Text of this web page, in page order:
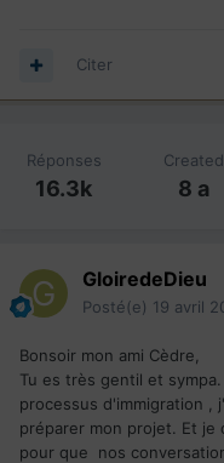
Citer
Réponses
16.3k
Created
8 a
GloiredeDieu
Posté(e) 19 avril
Bonsoir mon ami Cèdre,
Tu es très gentil et
processus d'immigration ,
préparer mon projet. Et je
pour que nos